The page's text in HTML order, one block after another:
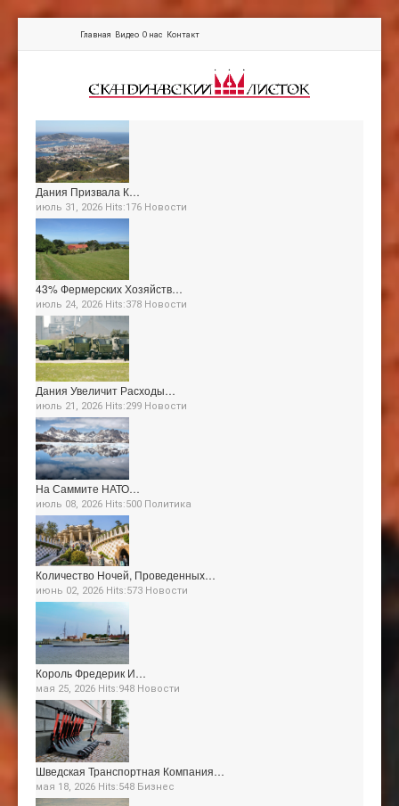
Главная Видео О нас Контакт
Дания Призвала К…
июль 31, 2026 Hits:176 Новости
43% Фермерских Хозяйств…
июль 24, 2026 Hits:378 Новости
Дания Увеличит Расходы…
июль 21, 2026 Hits:299 Новости
На Саммите НАТО…
июль 08, 2026 Hits:500 Политика
Количество Ночей, Проведенных…
июнь 02, 2026 Hits:573 Новости
Король Фредерик И…
мая 25, 2026 Hits:948 Новости
Шведская Транспортная Компания…
мая 18, 2026 Hits:548 Бизнес